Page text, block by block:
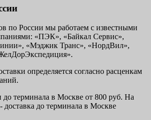
по России мы работаем с известными
«ПЭК», «Байкал Сервис»,
«Мэджик Транс», «НордВил»,
определяется согласно расценкам
до терминала в Москве от 800 руб. На
доставка до терминала в Москве